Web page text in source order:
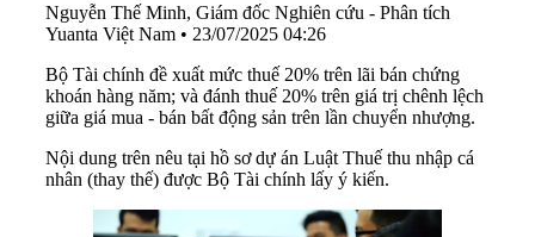
Nguyễn Thế Minh, Giám đốc Nghiên cứu - Phân tích
Yuanta Việt Nam • 23/07/2025 04:26
Bộ Tài chính đề xuất mức thuế 20% trên lãi bán chứng
khoán hàng năm; và đánh thuế 20% trên giá trị chênh lệch
giữa giá mua - bán bất động sản trên lần chuyển nhượng.
Nội dung trên nêu tại hồ sơ dự án Luật Thuế thu nhập cá
nhân (thay thế) được Bộ Tài chính lấy ý kiến.